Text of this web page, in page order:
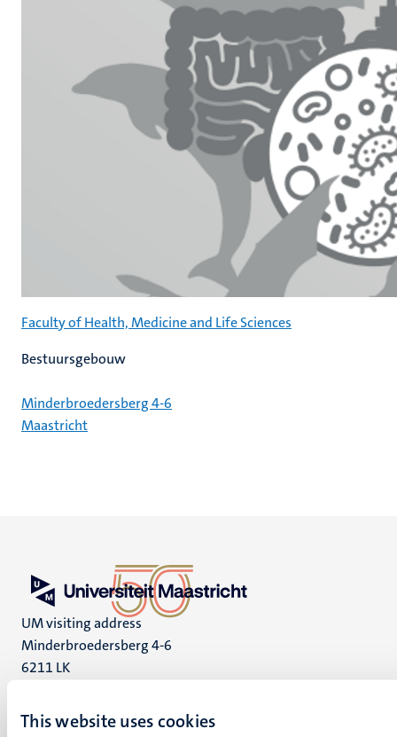
This website uses cookies
Faculty of Health, Medicine and Life Sciences
Bestuursgebouw
Minderbroedersberg 4-6
Maastricht
UM visiting address
Minderbroedersberg 4-6
6211 LK
+31 43 388 2222